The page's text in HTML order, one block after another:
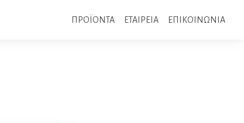
ΠΡΟΪΟΝΤΑ ΕΤΑΙΡΕΙΑ ΕΠΙΚΟΙΝΩΝΙΑ